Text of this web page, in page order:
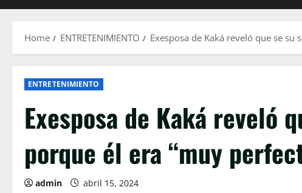
Home ENTRETENIMIENTO Exesposa de Kaká reveló que se
ENTRETENIMIENTO
Exesposa de Kaká reveló
porque él era “muy
admin abril 15, 2024